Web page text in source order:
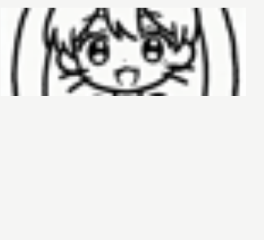
哈基榜
搜索
创建模板